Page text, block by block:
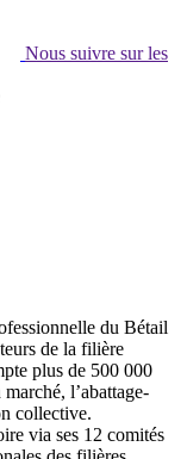
Nous suivre sur les
du Bétail
de la filière
plus de 500 000
l’abattage-
collective.
via ses 12 comités